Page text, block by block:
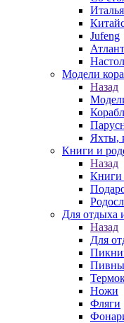
Jufeng
Атлант
Модели
Назад
Яхты,
Книги и
Назад
Книги
Для отдыха
Назад
Для
Ножи
Фляги